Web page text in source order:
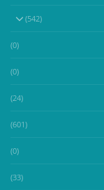
(542)
(0)
(0)
(24)
(601)
(0)
(33)